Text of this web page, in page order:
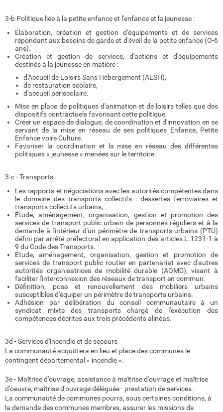
3-b Politique liée à la petite enfance et l'enfance et la jeunesse :
Élaboration, création et gestion d'équipements et de services
répondant aux besoins de garde et d'éveil de la petite enfance (O-6
ans).
Création et gestion de services, d'actions et d'équipements
destinés à la jeunesse en matière :
d'Accueil de Loisirs Sans Hébergement (ALSH),
de restauration scolaire,
d'accueil périscolaire.
Mise en place de politiques d'animation et de loisirs telles que des
dispositifs contractuels favorisant cette politique.
Créer un espace de dialogue, de coordination et d'innovation en se
servant de la mise en réseau de ses politiques Enfance, Petite
Enfance voire Culture.
Favoriser la coordination et la mise en réseau des différentes
politiques « jeunesse » menées sur le territoire.
3-c - Transports
Les rapports et négociations avec les autorités compétentes dans
le domaine des transports collectifs : dessertes ferroviaires et
transports collectifs urbains,
Étude, aménagement, organisation, gestion et promotion des
services de transport public urbain de personnes réguliers et à la
demande à l'intérieur d'un périmètre de transports urbains (PTU)
défini par arrêté préfectoral en application des articles L.1231-1 à
9 du Code des Transports.
Étude, aménagement, organisation, gestion et promotion de
services de transport public routier en partenariat avec d'autres
autorités organisatrices de mobilité durable (AOMD), visant à
faciliter l'interconnexion des réseaux de transport en commun.
Définition, pose et renouvellement des mobiliers urbains
susceptibles d'équiper un périmètre de transports urbains.
Adhésion par délibération du conseil communautaire à un
syndicat mixte des transports chargé de l'exécution des
compétences décrites aux trois précédents alinéas.
3d - Services d'incendie et de secours
La communauté acquittera en lieu et place des communes le
contingent départemental « incendie ».
3e - Maîtrise d'ouvrage, assistance à maîtrise d'ouvrage et maîtrise
d'oeuvre, maîtrise d'ouvrage déléguée - prestation de services :
La communauté de communes pourra, sous certaines conditions, à
la demande des communes membres, assurer les missions de